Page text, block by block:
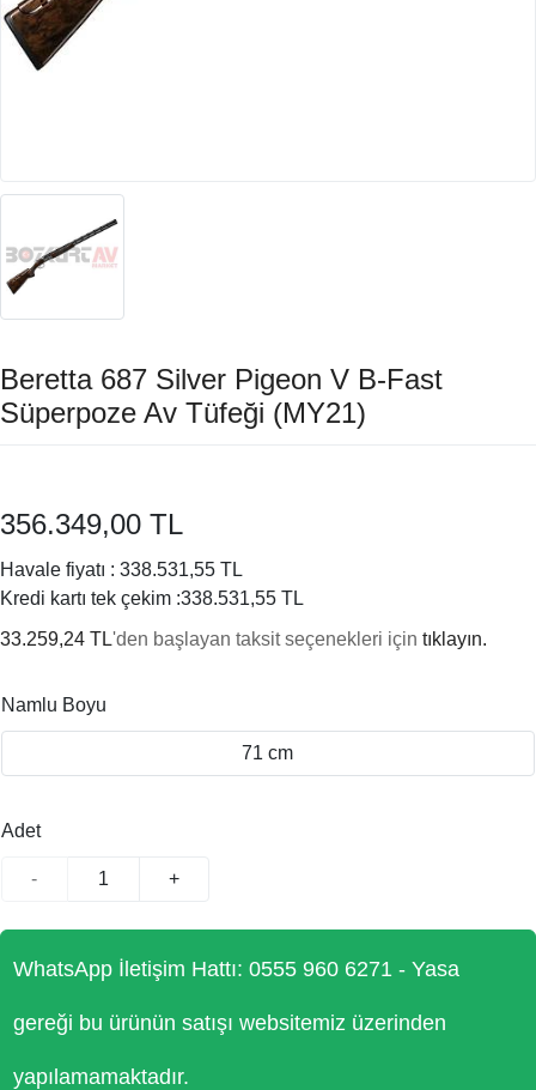
Beretta 687 Silver Pigeon V B-Fast
Süperpoze Av Tüfeği (MY21)
356.349,00 TL
Havale fiyatı : 338.531,55 TL
Kredi kartı tek çekim :338.531,55 TL
33.259,24 TL'den başlayan taksit seçenekleri için tıklayın.
Namlu Boyu
71 cm
Adet
- +
WhatsApp İletişim Hattı: 0555 960 6271 - Yasa
gereği bu ürünün satışı websitemiz üzerinden
yapılamamaktadır.